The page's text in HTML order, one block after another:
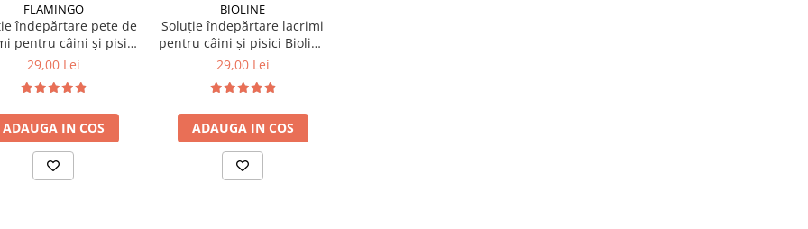
FLAMINGO
îndepărtare pete de
pentru câini și pisici
50 ml
29,00 Lei
ADAUGA IN COS
BIOLINE
Soluție îndepărtare lacrimi
pentru câini și pisici Bioline
50 ml
29,00 Lei
ADAUGA IN COS